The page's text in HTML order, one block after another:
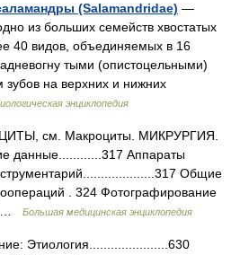
(Salamandridae) —
из больших семейств хвостатых
40 видов, объединяемых в 16
тыми (опистоцельными)
зубов на верхних и нижних
энциклопедия
см. Макроциты. МИКРУРГИЯ.
данные............317 Аппараты
Общие
. 324 Фотографирование
…
Большая медицинская энциклопедия
Этиология......................630